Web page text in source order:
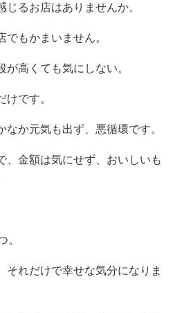
るお店はありませんか。
もかまいません。
高くても気にしない。
です。
か元気も出ず、悪循環です。
、金額は気にせず、おいしいも
。
それだけで幸せな気分になりま